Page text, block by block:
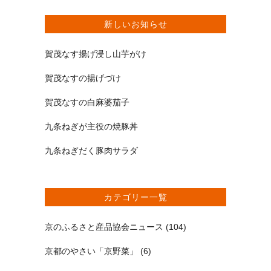
新しいお知らせ
賀茂なす揚げ浸し山芋がけ
賀茂なすの揚げづけ
賀茂なすの白麻婆茄子
九条ねぎが主役の焼豚丼
九条ねぎだく豚肉サラダ
カテゴリー一覧
京のふるさと産品協会ニュース (104)
京都のやさい「京野菜」 (6)